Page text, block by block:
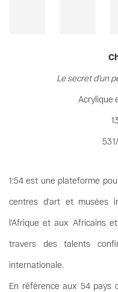
Le secret d'un
Acrylique
53
1:54 est une plateforme
centres d'art et musées
l'Afrique et aux Africains
travers des talents
internationale.
En référence aux 54 pays